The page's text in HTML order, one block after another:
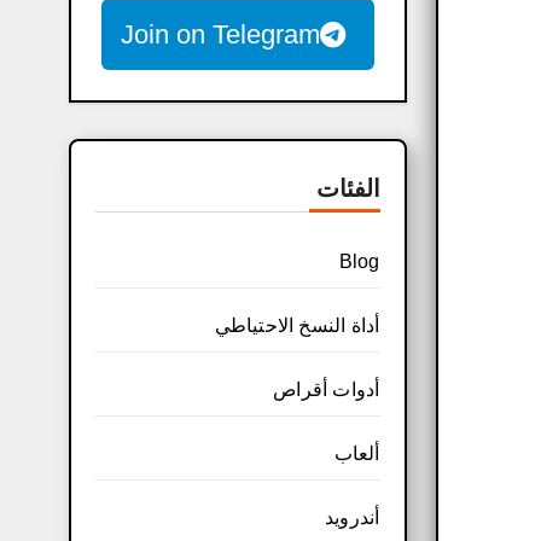
Join on Telegram
الفئات
Blog
أداة النسخ الاحتياطي
أدوات أقراص
ألعاب
أندرويد